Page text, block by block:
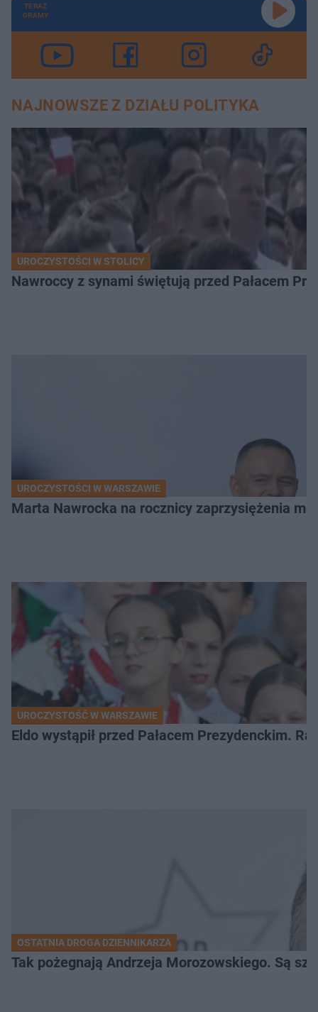
TERAZ
GRAMY
NAJNOWSZE Z DZIAŁU POLITYKA
UROCZYSTOŚCI W STOLICY
Nawroccy z synami świętują przed Pałacem
UROCZYSTOŚCI W WARSZAWIE
Marta Nawrocka na rocznicy zaprzysiężenia
UROCZYSTOŚĆ W WARSZAWIE
Eldo wystąpił przed Pałacem Prezydenckim.
OSTATNIA DROGA DZIENNIKARZA
Tak pożegnają Andrzeja Morozowskiego. Są